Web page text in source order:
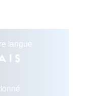
langue